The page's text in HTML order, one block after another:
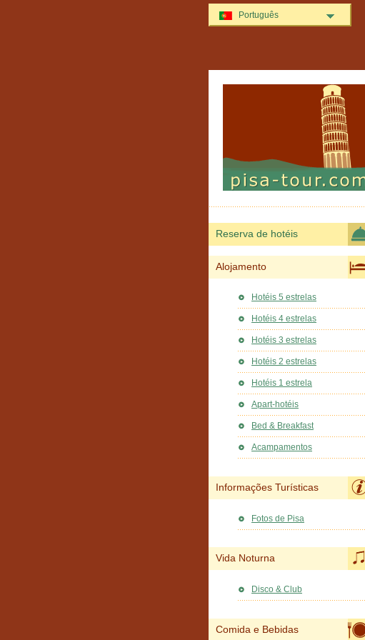
Reserva de hotéis
Alojamento
Hotéis 5 estrelas
Hotéis 4 estrelas
Hotéis 3 estrelas
Hotéis 2 estrelas
Hotéis 1 estrela
Apart-hotéis
Bed & Breakfast
Acampamentos
Informações Turísticas
Fotos de Pisa
Vida Noturna
Disco & Club
Comida e Bebidas
Português